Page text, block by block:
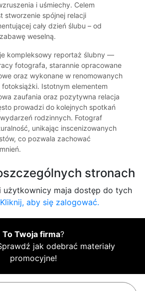
i uśmiechy. Celem
stworzenie spójnej relacji
cały dzień ślubu – od
weselną.
kompleksowy reportaż ślubny —
fotografa, starannie opracowane
oraz wykonane w renomowanych
Istotnym elementem
zaufania oraz pozytywna relacja
prowadzi do kolejnych spotkań
rodzinnych. Fotograf
unikając inscenizowanych
co pozwala zachować
stronach
użytkownicy maja dostęp do tych
Kliknij, aby się zalogować.
To Twoja firma?
jak odebrać materiały
promocyjne!